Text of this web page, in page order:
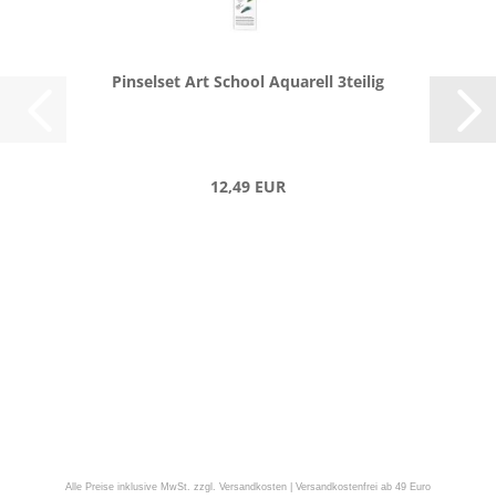
Pin­sel­set Art School Aqua­rell 3teilig
12,49 EUR
Alle Preise inklusive MwSt. zzgl. Versandkosten | Versandkostenfrei ab 49 Euro